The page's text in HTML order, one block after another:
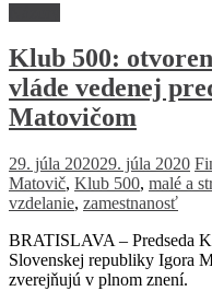
Klub 500:
vláde vedenej
Matovičom
29. júla 202029. júla 2020
Matovič, Klub 500, malé a
vzdelanie, zamestnanosť
BRATISLAVA – Predseda
Slovenskej republiky Igora
zverejňujú v plnom znení.